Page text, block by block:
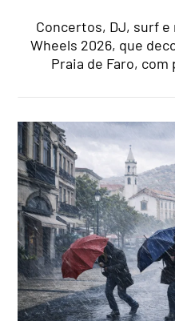
Concertos, DJ, surf
Wheels 2026, que
Praia de Faro,